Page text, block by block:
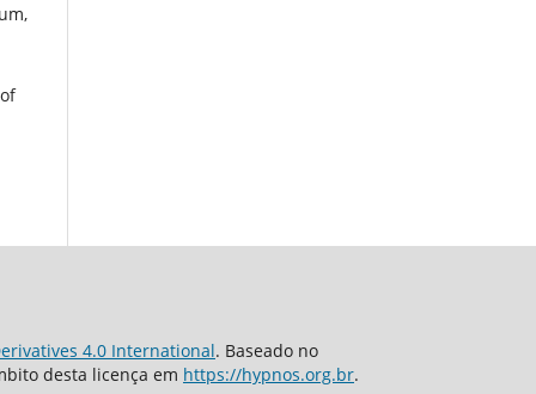
4.0 International. Baseado no
desta licença em https://hypnos.org.br.